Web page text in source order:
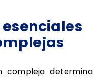
compleja determina